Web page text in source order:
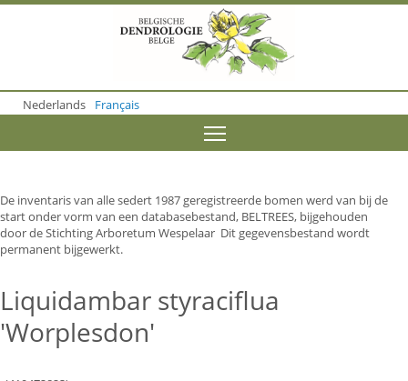
o
m
o
n
t
e
n
Nederlands Français
De inventaris van alle sedert 1987 geregistreerde bomen werd van bij de
start onder vorm van een databasebestand, BELTREES, bijgehouden
door de Stichting Arboretum Wespelaar Dit gegevensbestand wordt
permanent bijgewerkt.
Liquidambar styraciflua
'Worplesdon'